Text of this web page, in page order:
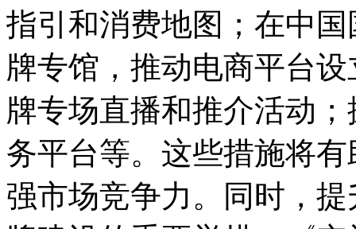
指引和消费地图；在中
牌专馆，推动电商平台
牌专场直播和推介活动
务平台等。这些措施将
强市场竞争力。同时，